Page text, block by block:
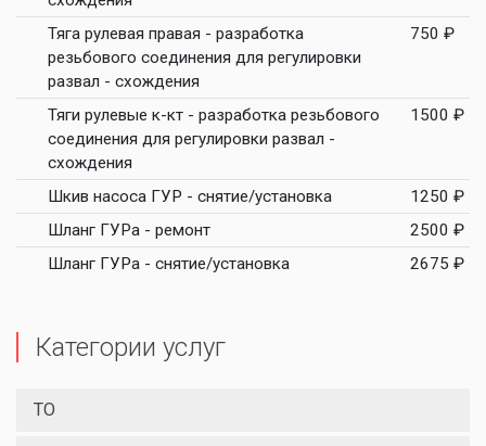
Тяга рулевая правая - разработка
резьбового соединения для регулировки
развал - схождения
750 ₽
Тяги рулевые к-кт - разработка резьбового
соединения для регулировки развал -
схождения
1500 ₽
Шкив насоса ГУР - снятие/установка
1250 ₽
Шланг ГУРа - ремонт
2500 ₽
Шланг ГУРа - снятие/установка
2675 ₽
Категории услуг
ТО